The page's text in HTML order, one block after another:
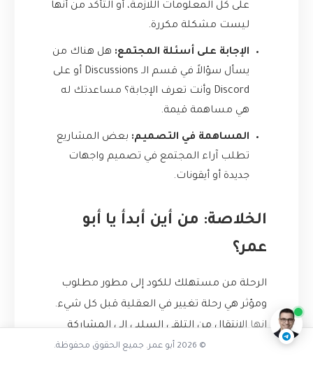
على كل المعلومات اللازمة، أو التأكد من أنها
ليست مشكلة مكررة.
الإجابة على أسئلة المجتمع: هل هناك من
يسأل سؤالاً في قسم الـ Discussions أو على
Discord وأنت تعرف الإجابة؟ مساعدتك له
هي مساهمة قيمة.
المساهمة في التصميم: بعض المشاريع
تطلب آراء المجتمع في تصميم واجهات
جديدة أو أيقونات.
الخلاصة: من أين أبدأ يا أبو
عمر؟
الرحلة من مستهلك للكود إلى مطور مطلوب
ومؤثر هي رحلة تغيير في العقلية قبل كل شيء.
إنها الانتقال من التلقي السلبي إلى المشاركة
الفعالة. المصادر المفتوحة ليست مجرد كود، بل
ما هي أكبر فائدة من المساهمة
ناقشنا على تليجرام@AbuOmarTech_bot
© 2026 أبو عمر. جميع الحقوق محفوظة.